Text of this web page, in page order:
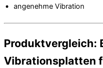
angenehme Vibration
Produktvergleich:
Vibrationsplatten